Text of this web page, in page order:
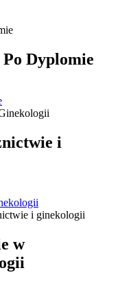
Dyplomie
i
w